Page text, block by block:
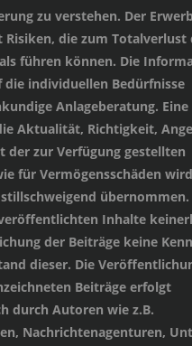
zu verstehen. Der
die zum Totalverlust
führen können. Die
die individuellen Bedürfnisse
Anlageberatung.
Aktualität, Richtigkeit,
der zur Verfügung gestellten
für Vermögensschäden
übernommen.
Inhalte
der Beiträge keine
dieser. Die
Beiträge erfolgt
durch Autoren wie z.B.
Nachrichtenagenturen,